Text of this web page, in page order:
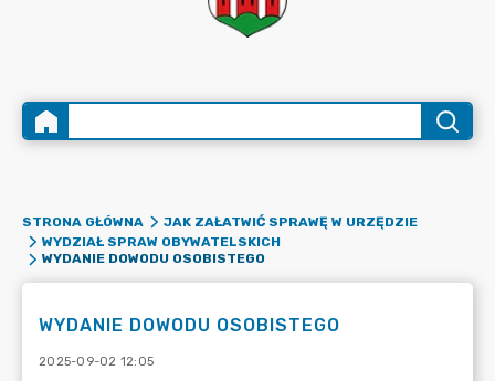
STRONA GŁÓWNA
JAK ZAŁATWIĆ SPRAWĘ W URZĘDZIE
WYDZIAŁ SPRAW OBYWATELSKICH
WYDANIE DOWODU OSOBISTEGO
WYDANIE DOWODU OSOBISTEGO
2025-09-02 12:05